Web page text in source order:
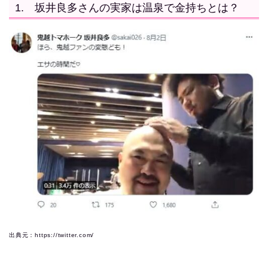
1. 坂井良多さんの実家は温泉で金持ちとは？
出典元：https://twitter.com/